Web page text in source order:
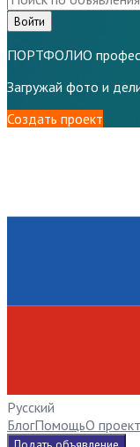
Войти
ПОРТФОЛИО
Загружай фото и
Создать проект
Русский
БлогПомощьО